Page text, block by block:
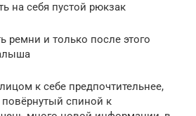
на себя пустой рюкзак
ремни и только после этого
к себе предпочтительнее,
спиной к